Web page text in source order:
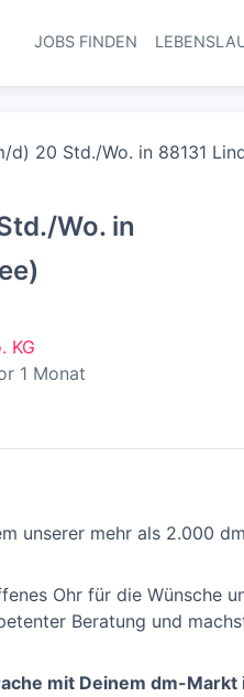
JOBS FINDEN
d) 20 Std./Wo. in 88131
Wo. in
KG
:
1 Monat
unserer mehr als 2.000
Ohr für die Wünsche
Beratung und
mit Deinem dm-